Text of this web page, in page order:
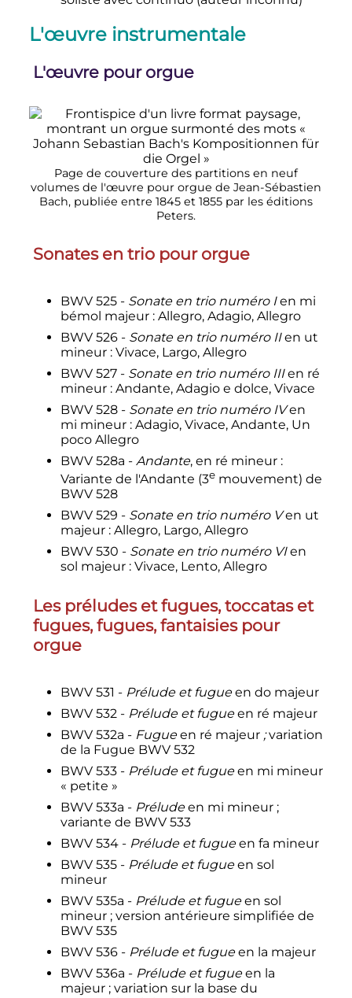
L'œuvre instrumentale
L'œuvre pour orgue
Page de couverture des partitions en neuf
volumes de l'œuvre pour orgue de Jean-Sébastien
Bach, publiée entre 1845 et 1855 par les éditions
Peters.
Sonates en trio pour orgue
BWV 525 - Sonate en trio numéro Ien mi
bémol majeur : Allegro, Adagio, Allegro
BWV 526 - Sonate en trio numéro IIen ut
mineur : Vivace, Largo, Allegro
BWV 527 - Sonate en trio numéro IIIen ré
mineur : Andante, Adagio e dolce, Vivace
BWV 528 - Sonate en trio numéro IVen
mi mineur : Adagio, Vivace, Andante, Un
poco Allegro
BWV 528a - Andante, en ré mineur :
Variante de l'Andante (3e mouvement) de
BWV 528
BWV 529 - Sonate en trio numéro Ven ut
majeur : Allegro, Largo, Allegro
BWV 530 - Sonate en trio numéro VIen
sol majeur : Vivace, Lento, Allegro
Les préludes et fugues, toccatas et
fugues, fugues, fantaisies pour
orgue
BWV 531 - Prélude et fugueen do majeur
BWV 532 - Prélude et fugueen ré majeur
BWV 532a - Fugueen ré majeur ;variation
de la Fugue BWV 532
BWV 533 - Prélude et fugueen mi mineur
« petite »
BWV 533a - Préludeen mi mineur ;
variante de BWV 533
BWV 534 - Prélude et fugueen fa mineur
BWV 535 - Prélude et fugueen sol
mineur
BWV 535a - Prélude et fugueen sol
mineur ; version antérieure simplifiée de
BWV 535
BWV 536 - Prélude et fugueen la majeur
BWV 536a - Prélude et fugueen la
majeur ; variation sur la base du